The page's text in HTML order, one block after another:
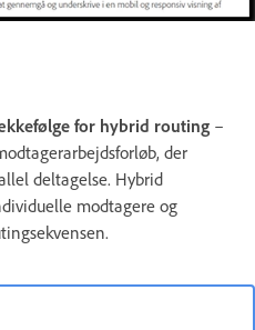
for hybrid routing –
der
deltagelse. Hybrid
modtagere og